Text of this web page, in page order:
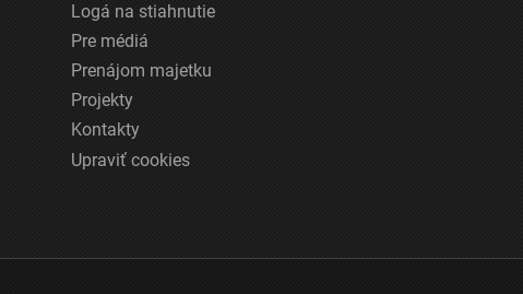
Logá na stiahnutie
Pre médiá
Prenájom majetku
Projekty
Kontakty
Upraviť cookies